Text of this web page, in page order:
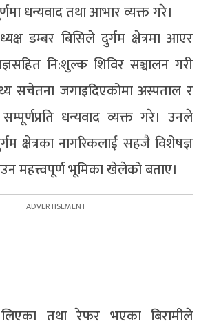
धन्यवाद तथा आभार व्यक्त गरे।
डम्बर बिसिले दुर्गम क्षेत्रमा आएर
नि:शुल्क शिविर सञ्चालन गरी
सचेतना जगाइदिएकोमा अस्पताल र
धन्यवाद व्यक्त गरे। उनले
क्षेत्रका नागरिकलाई सहजै विशेषज्ञ
महत्त्वपूर्ण भूमिका खेलेको बताए।
तथा रेफर भएका बिरामीले